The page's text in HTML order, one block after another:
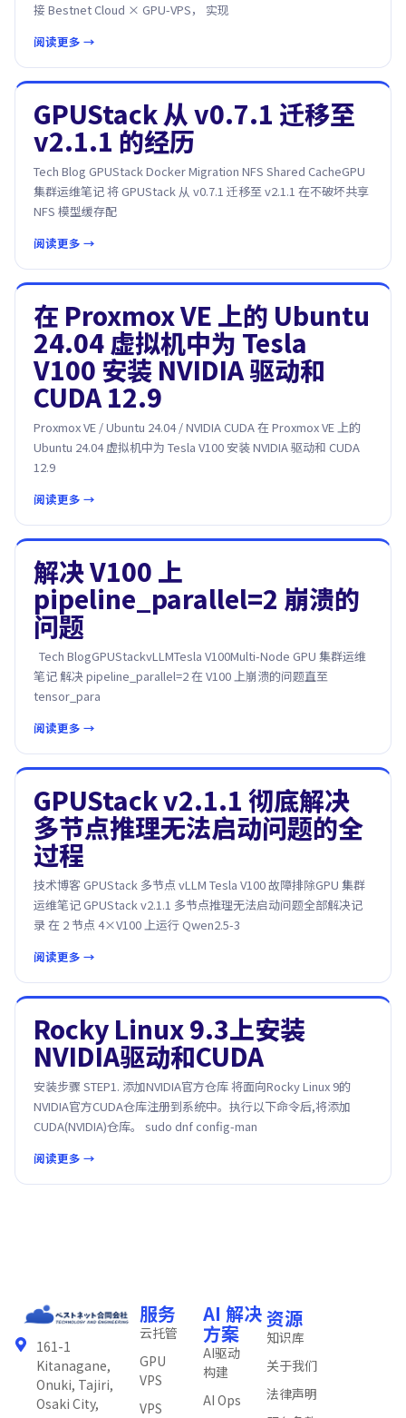
接 Bestnet Cloud × GPU-VPS， 实现
阅读更多 →
GPUStack 从 v0.7.1 迁移至
v2.1.1 的经历
Tech Blog GPUStack Docker Migration NFS Shared CacheGPU
集群运维笔记 将 GPUStack 从 v0.7.1 迁移至 v2.1.1 在不破坏共享
NFS 模型缓存配
阅读更多 →
在 Proxmox VE 上的 Ubuntu
24.04 虚拟机中为 Tesla
V100 安装 NVIDIA 驱动和
CUDA 12.9
Proxmox VE / Ubuntu 24.04 / NVIDIA CUDA 在 Proxmox VE 上的
Ubuntu 24.04 虚拟机中为 Tesla V100 安装 NVIDIA 驱动和 CUDA
12.9
阅读更多 →
解决 V100 上
pipeline_parallel=2 崩溃的
问题
Tech BlogGPUStackvLLMTesla V100Multi-Node GPU 集群运维
笔记 解决 pipeline_parallel=2 在 V100 上崩溃的问题直至
tensor_para
阅读更多 →
GPUStack v2.1.1 彻底解决
多节点推理无法启动问题的全
过程
技术博客 GPUStack 多节点 vLLM Tesla V100 故障排除GPU 集群
运维笔记 GPUStack v2.1.1 多节点推理无法启动问题全部解决记
录 在 2 节点 4×V100 上运行 Qwen2.5-3
阅读更多 →
Rocky Linux 9.3上安装
NVIDIA驱动和CUDA
安装步骤 STEP1. 添加NVIDIA官方仓库 将面向Rocky Linux 9的
NVIDIA官方CUDA仓库注册到系统中。执行以下命令后,将添加
CUDA(NVIDIA)仓库​。 sudo dnf config-man
阅读更多 →
161-1
Kitanagane,
Onuki, Tajiri,
Osaki City,
服务
云托管
GPU
VPS
VPS
AI 解决
方案
AI驱动
构建
AI Ops
资源
知识库
关于我们
法律声明